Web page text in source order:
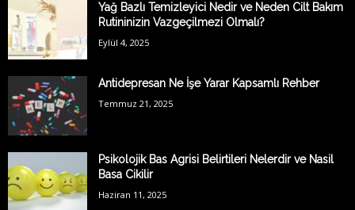
Yağ Bazlı Temizleyici Nedir ve Neden Cilt Bakım
Rutininizin Vazgeçilmezi Olmalı?
Eylül 4, 2025
Antidepresan Ne İşe Yarar Kapsamlı Rehber
Temmuz 21, 2025
Psikolojik Bas Agrisi Belirtileri Nelerdir ve Nasil
Basa Cikilir
Haziran 11, 2025